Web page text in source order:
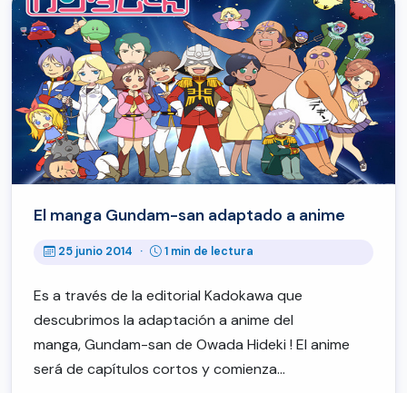
El manga Gundam-san adaptado a anime
25 junio 2014 · 1 min de lectura
Es a través de la editorial Kadokawa que
descubrimos la adaptación a anime del
manga, Gundam-san de Owada Hideki ! El anime
será de capítulos cortos y comienza…